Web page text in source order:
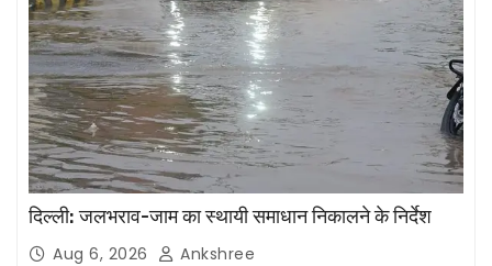
दिल्ली: जलभराव-जाम का स्थायी समाधान निकालने के निर्देश
Aug 6, 2026 Ankshree